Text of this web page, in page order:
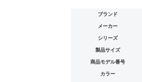
ブランド
メーカー
シリーズ
製品サイズ
商品モデル番号
カラー